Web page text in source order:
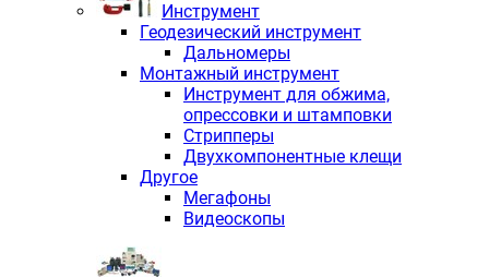
Инструмент
Геодезический инструмент
Дальномеры
Монтажный инструмент
Инструмент для обжима,
опрессовки и штамповки
Стрипперы
Двухкомпонентные клещи
Другое
Мегафоны
Видеоскопы